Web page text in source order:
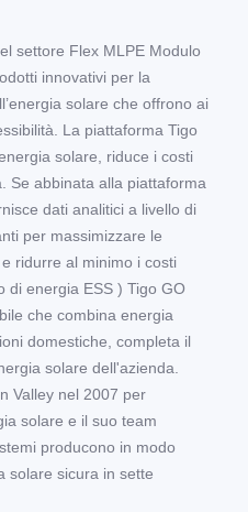
settore Flex MLPE Modulo
innovativi per la
solare che offrono ai
La piattaforma Tigo
solare, riduce i costi
Se abbinata alla piattaforma
dati analitici a livello di
per massimizzare le
ridurre al minimo i costi
di energia ESS ) Tigo GO
che combina energia
domestiche, completa il
solare dell'azienda.
Valley nel 2007 per
solare e il suo team
producono in modo
solare sicura in sette